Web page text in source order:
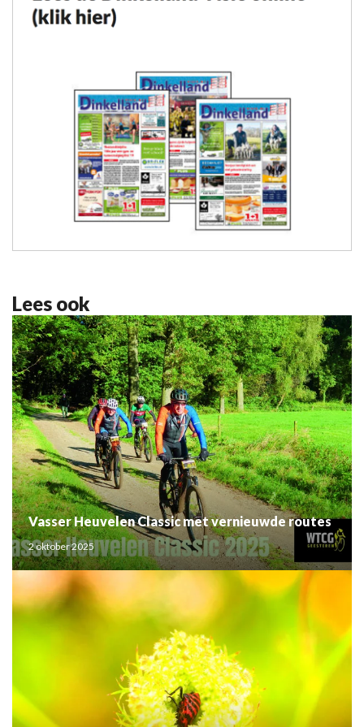
Lees ook
Vasser Heuvelen Classic met vernieuwde routes
2 oktober 2025